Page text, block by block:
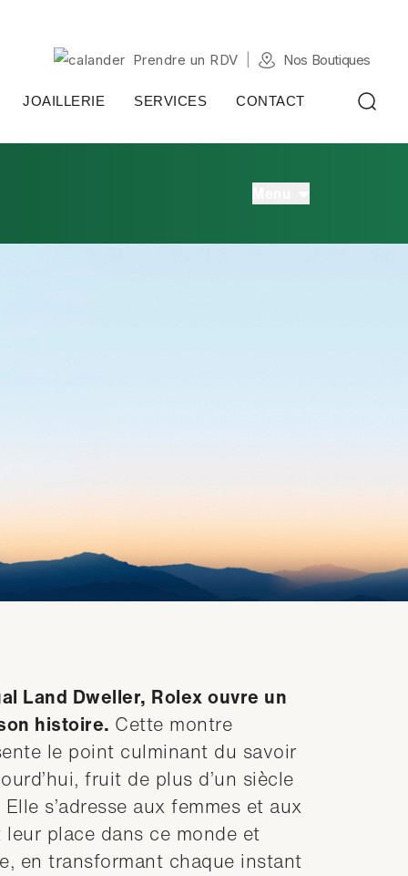
Prendre un RDV Nos Boutiques
JOAILLERIE SERVICES CONTACT
Land Dweller, Rolex ouvre un
histoire. Cette montre
le point culminant du savoir
fruit de plus d’un siècle
s’adresse aux femmes et aux
place dans ce monde et
en transformant chaque instant